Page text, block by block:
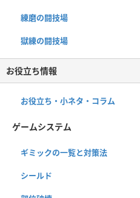
練磨の闘技場
獄練の闘技場
お役立ち情報
お役立ち・小ネタ・コラム
ゲームシステム
ギミックの一覧と対策法
シールド